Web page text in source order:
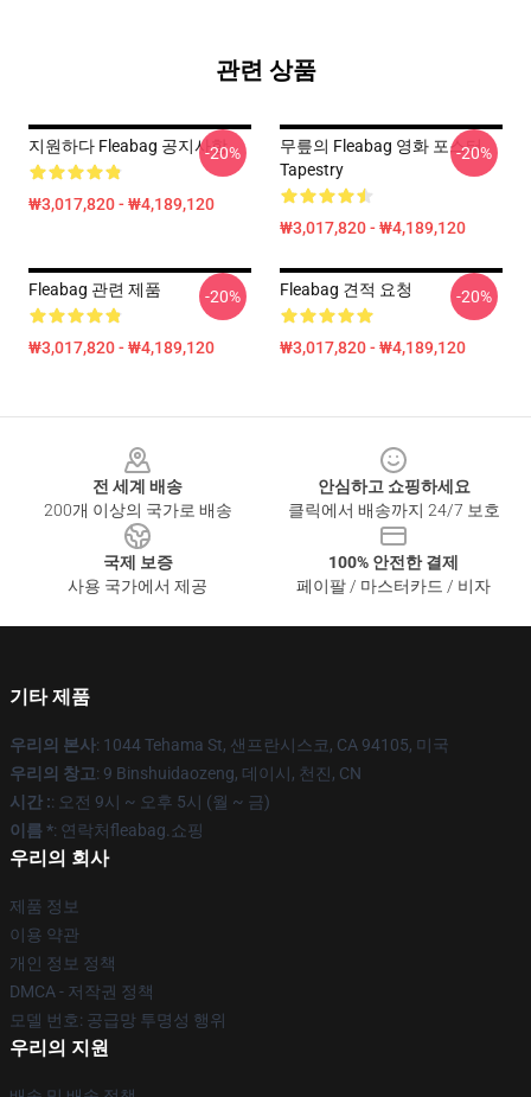
관련 상품
지원하다 Fleabag 공지사항
₩3,017,820 - ₩4,189,120
-20%
무릎의 Fleabag 영화 포스터
Tapestry
₩3,017,820 - ₩4,189,120
-20%
Fleabag 관련 제품
₩3,017,820 - ₩4,189,120
-20% Fleabag 견적 요청
₩3,017,820 - ₩4,189,120
-20%
전 세계 배송
200개 이상의 국가로 배송
안심하고 쇼핑하세요
클릭에서 배송까지 24/7 보호
국제 보증
사용 국가에서 제공
100% 안전한 결제
페이팔 / 마스터카드 / 비자
기타 제품
우리의 본사: 1044 Tehama St, 샌프란시스코, CA 94105, 미국
우리의 창고: 9 Binshuidaozeng, 데이시, 천진, CN
시간 :: 오전 9시 ~ 오후 5시 (월 ~ 금)
이름 *: 연락처fleabag.쇼핑
우리의 회사
제품 정보
이용 약관
개인 정보 정책
DMCA - 저작권 정책
모델 번호: 공급망 투명성 행위
우리의 지원